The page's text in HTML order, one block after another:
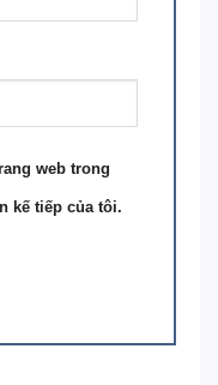
web trong
kế tiếp của tôi.